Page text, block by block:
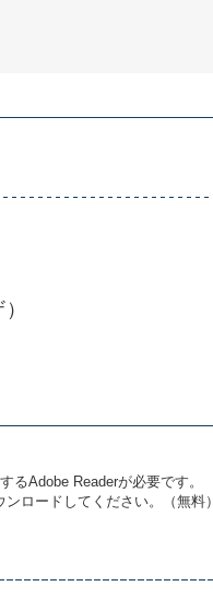
るAdobe Readerが必要です。
ロードしてください。（無料）